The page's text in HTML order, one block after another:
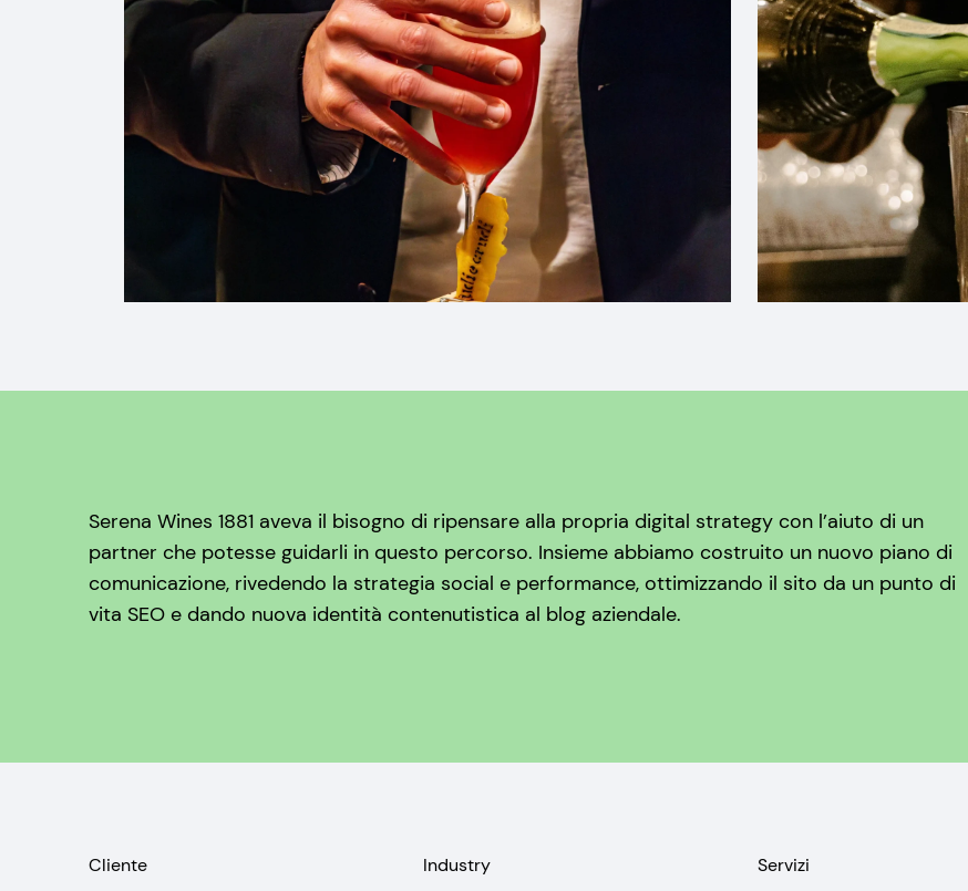
Serena Wines 1881 aveva il bisogno di ripensare alla propria digital strategy con l’aiuto di un
partner che potesse guidarli in questo percorso. Insieme abbiamo costruito un nuovo piano di
comunicazione, rivedendo la strategia social e performance, ottimizzando il sito da un punto di
vita SEO e dando nuova identità contenutistica al blog aziendale.
Cliente Industry Servizi